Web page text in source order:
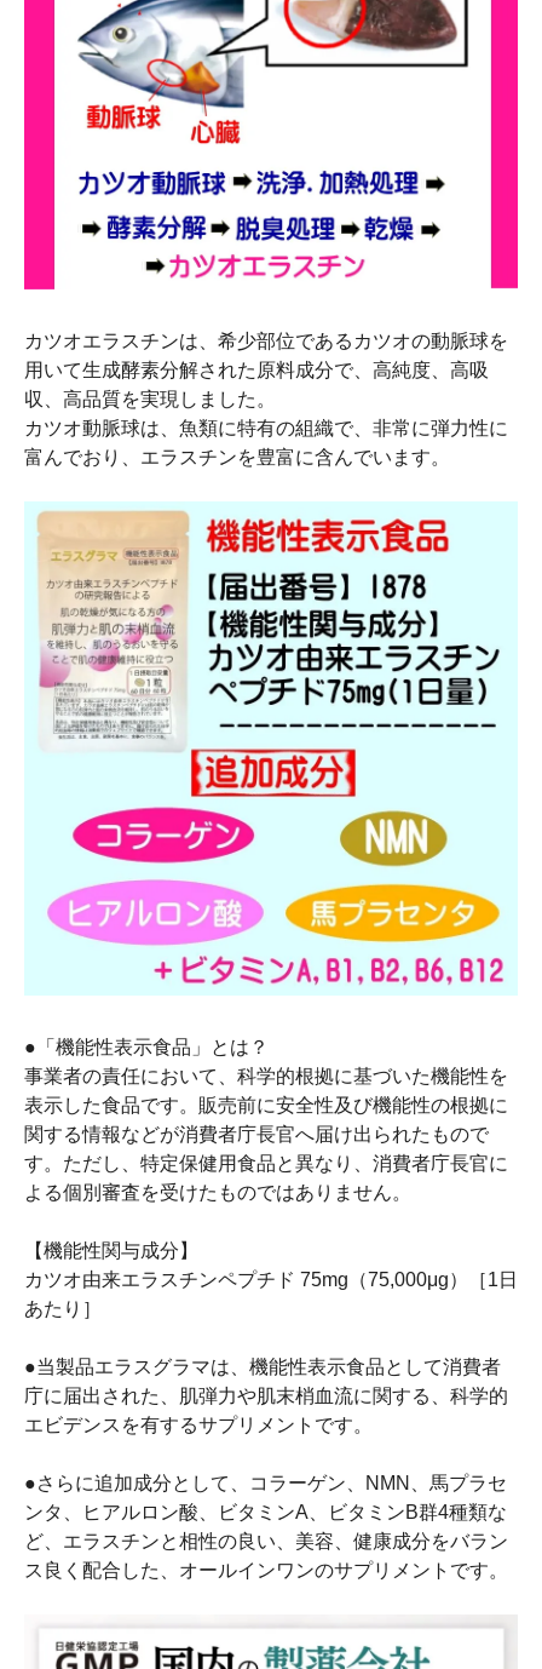
カツオエラスチンは、希少部位であるカツオの動脈球を
用いて生成酵素分解された原料成分で、高純度、高吸
収、高品質を実現しました。
カツオ動脈球は、魚類に特有の組織で、非常に弾力性に
富んでおり、エラスチンを豊富に含んでいます。
●「機能性表示食品」とは？
事業者の責任において、科学的根拠に基づいた機能性を
表示した食品です。販売前に安全性及び機能性の根拠に
関する情報などが消費者庁長官へ届け出られたもので
す。ただし、特定保健用食品と異なり、消費者庁長官に
よる個別審査を受けたものではありません。
【機能性関与成分】
カツオ由来エラスチンペプチド 75mg（75,000μg）［1日
あたり］
●当製品エラスグラマは、機能性表示食品として消費者
庁に届出された、肌弾力や肌末梢血流に関する、科学的
エビデンスを有するサプリメントです。
●さらに追加成分として、コラーゲン、NMN、馬プラセ
ンタ、ヒアルロン酸、ビタミンA、ビタミンB群4種類な
ど、エラスチンと相性の良い、美容、健康成分をバラン
ス良く配合した、オールインワンのサプリメントです。